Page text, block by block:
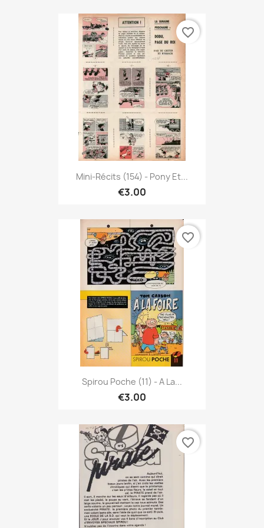
Mini-Récits (154) - Pony Et...
€3.00
favorite_border
Spirou Poche (11) - A La...
€3.00
favorite_border
favorite_border